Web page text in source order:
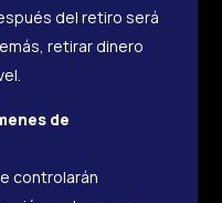
del retiro será
retirar dinero
de
controlarán